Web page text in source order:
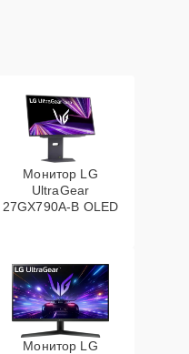
Монитор LG
UltraGear
27GX790A-B OLED
Монитор LG